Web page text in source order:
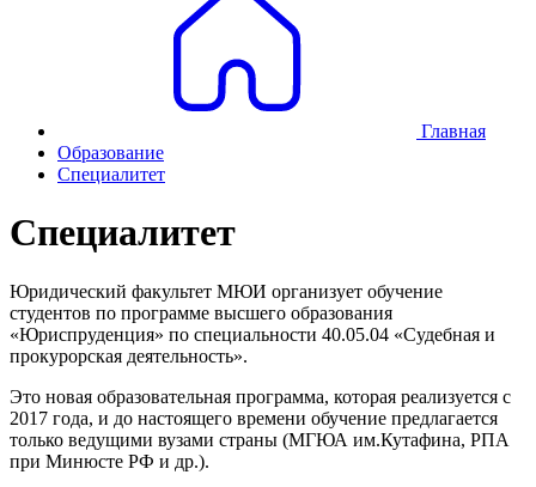
Главная
Образование
Специалитет
Специалитет
Юридический факультет МЮИ организует обучение
студентов по программе высшего образования
«Юриспруденция» по специальности 40.05.04 «Судебная и
прокурорская деятельность».
Это новая образовательная программа, которая реализуется с
2017 года, и до настоящего времени обучение предлагается
только ведущими вузами страны (МГЮА им.Кутафина, РПА
при Минюсте РФ и др.).